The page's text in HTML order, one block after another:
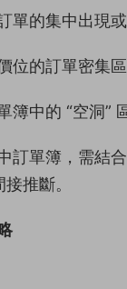
單的集中出現
位的訂單密集
簿中的 “空洞”
訂單簿，需結
推斷。